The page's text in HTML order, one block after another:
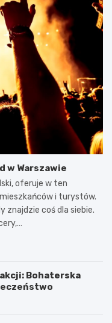
w Warszawie
oferuje w ten
i turystów.
znajdzie coś dla siebie.
Bohaterska